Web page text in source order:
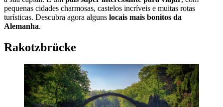
pequenas cidades charmosas, castelos incríveis e muitas rotas
turísticas. Descubra agora alguns locais mais bonitos da
Alemanha.
Rakotzbrücke